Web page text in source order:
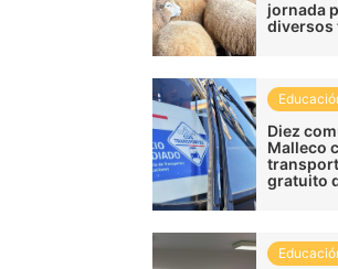
jornada
diversos
Diez
Malleco
gratuito